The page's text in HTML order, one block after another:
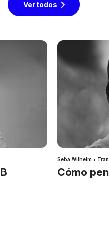
Ver todos
Seba Wilhelm •
Cómo